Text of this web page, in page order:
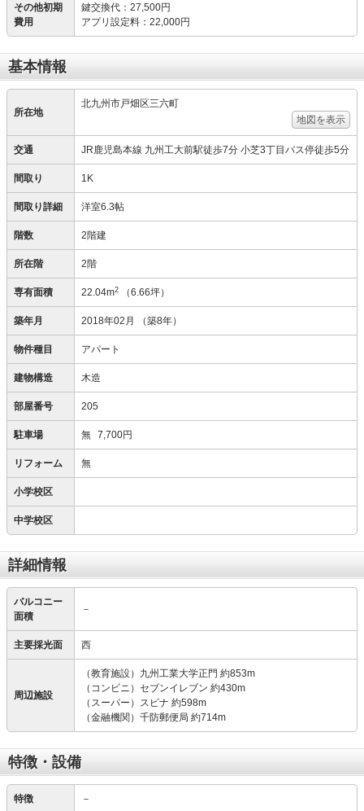
その他初期
費用
鍵交換代 ： 27,500円
アプリ設定料 ： 22,000円
基本情報
所在地
北九州市戸畑区三六町
地図を表示
交通 JR鹿児島本線 九州工大前駅徒歩7分 小芝3丁目バス停徒歩5分
間取り 1K
間取り詳細 洋室6.3帖
階数 2階建
所在階 2階
専有面積 22.04m2 （6.66坪）
築年月 2018年02月 （築8年）
物件種目 アパート
建物構造 木造
部屋番号 205
駐車場 無 7,700円
リフォーム 無
小学校区
中学校区
詳細情報
バルコニー
面積
－
主要採光面 西
周辺施設
（教育施設）九州工業大学正門 約853m
（コンビニ）セブンイレブン 約430m
（スーパー）スピナ 約598m
（金融機関）千防郵便局 約714m
特徴・設備
特徴 －